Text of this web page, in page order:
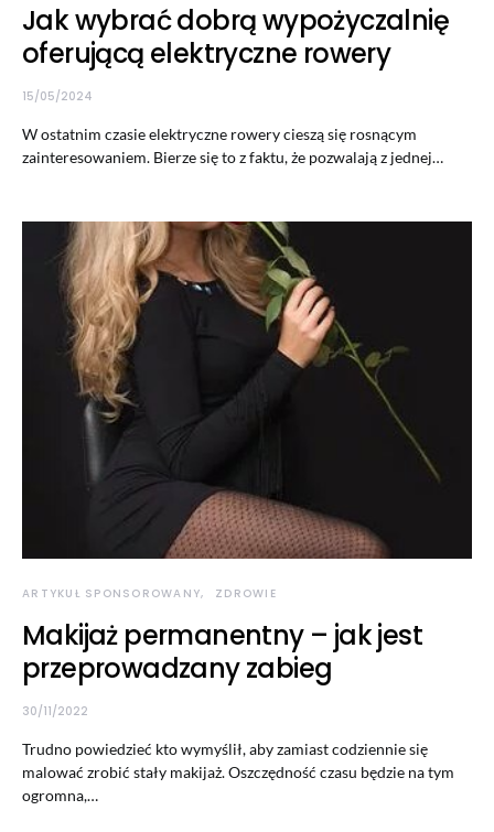
Jak wybrać dobrą wypożyczalnię
oferującą elektryczne rowery
15/05/2024
W ostatnim czasie elektryczne rowery cieszą się rosnącym
zainteresowaniem. Bierze się to z faktu, że pozwalają z jednej…
ARTYKUŁ SPONSOROWANY ZDROWIE
Makijaż permanentny – jak jest
przeprowadzany zabieg
30/11/2022
Trudno powiedzieć kto wymyślił, aby zamiast codziennie się
malować zrobić stały makijaż. Oszczędność czasu będzie na tym
ogromna,…